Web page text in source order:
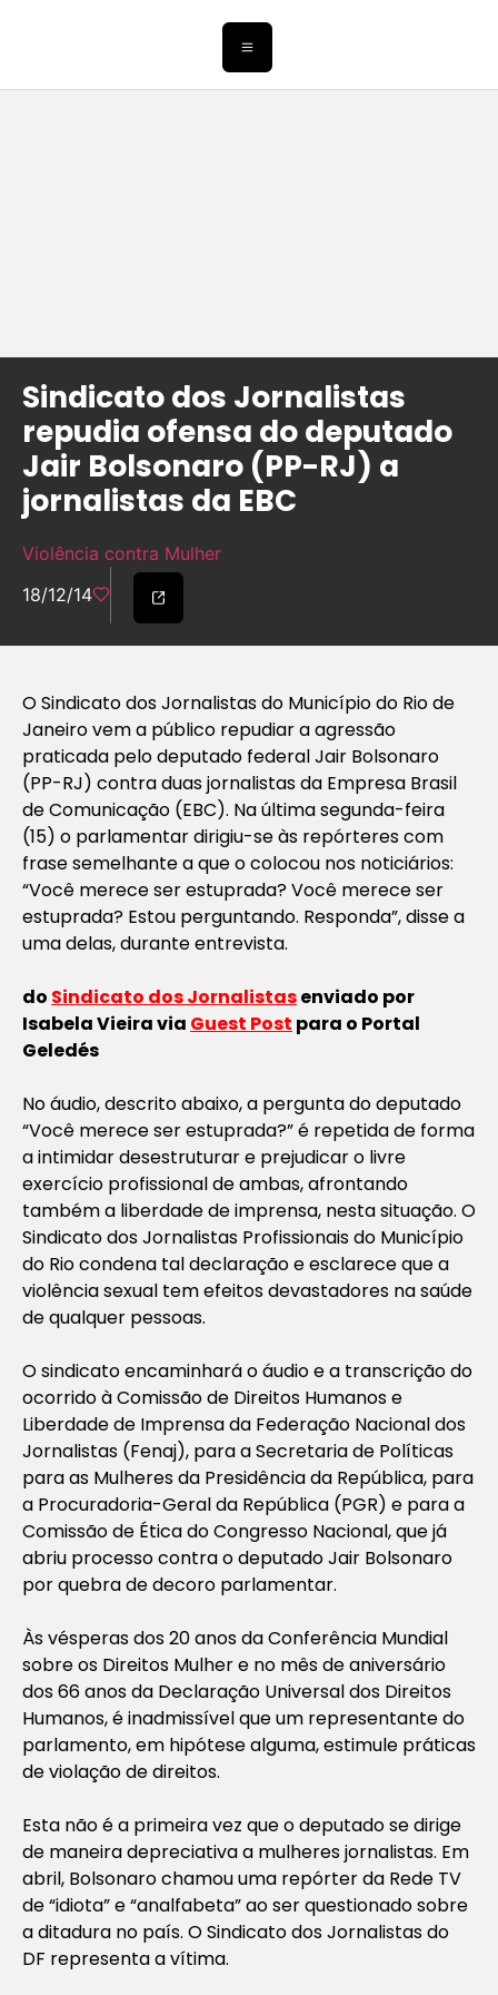
Sindicato dos Jornalistas
repudia ofensa do deputado
Jair Bolsonaro (PP-RJ) a
jornalistas da EBC
Violência contra Mulher
18/12/14
O Sindicato dos Jornalistas do Município do Rio de
Janeiro vem a público repudiar a agressão
praticada pelo deputado federal Jair Bolsonaro
(PP-RJ) contra duas jornalistas da Empresa Brasil
de Comunicação (EBC). Na última segunda-feira
(15) o parlamentar dirigiu-se às repórteres com
frase semelhante a que o colocou nos noticiários:
“Você merece ser estuprada? Você merece ser
estuprada? Estou perguntando. Responda”, disse a
uma delas, durante entrevista.
do Sindicato dos Jornalistasenviado por
Isabela Vieiravia Guest Post para o Portal
Geledés
No áudio, descrito abaixo, a pergunta do deputado
“Você merece ser estuprada?” é repetida de forma
a intimidar desestruturar e prejudicar o livre
exercício profissional de ambas, afrontando
também a liberdade de imprensa, nesta situação. O
Sindicato dos Jornalistas Profissionais do Município
do Rio condena tal declaração e esclarece que a
violência sexual tem efeitos devastadores na saúde
de qualquer pessoas.
O sindicato encaminhará o áudio e a transcrição do
ocorrido à Comissão de Direitos Humanos e
Liberdade de Imprensa da Federação Nacional dos
Jornalistas (Fenaj), para a Secretaria de Políticas
para as Mulheres da Presidência da República, para
a Procuradoria-Geral da República (PGR) e para a
Comissão de Ética do Congresso Nacional, que já
abriu processo contra o deputado Jair Bolsonaro
por quebra de decoro parlamentar.
Às vésperas dos 20 anos da Conferência Mundial
sobre os Direitos Mulher e no mês de aniversário
dos 66 anos da Declaração Universal dos Direitos
Humanos, é inadmissível que um representante do
parlamento, em hipótese alguma, estimule práticas
de violação de direitos.
Esta não é a primeira vez que o deputado se dirige
de maneira depreciativa a mulheres jornalistas. Em
abril, Bolsonaro chamou uma repórter da Rede TV
de “idiota” e “analfabeta” ao ser questionado sobre
a ditadura no país. O Sindicato dos Jornalistas do
DF representa a vítima.